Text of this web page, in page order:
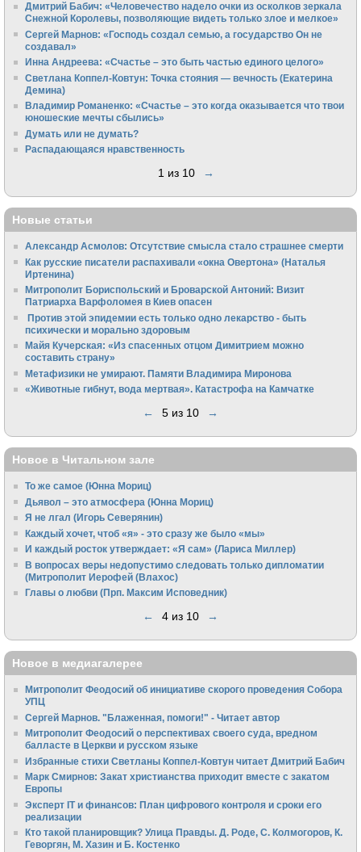
Дмитрий Бабич: «Человечество надело очки из осколков зеркала
Снежной Королевы, позволяющие видеть только злое и мелкое»
Сергей Марнов: «Господь создал семью, а государство Он не
создавал»
Инна Андреева: «Счастье – это быть частью единого целого»
Светлана Коппел-Ковтун: Точка стояния — вечность (Екатерина
Демина)
Владимир Романенко: «Счастье – это когда оказывается что твои
юношеские мечты сбылись»
Думать или не думать?
Распадающаяся нравственность
1 из 10 →
Новые статьи
Александр Асмолов: Отсутствие смысла стало страшнее смерти
Как русские писатели распахивали «окна Овертона» (Наталья
Иртенина)
Митрополит Бориспольский и Броварской Антоний: Визит
Патриарха Варфоломея в Киев опасен
Против этой эпидемии есть только одно лекарство - быть
психически и морально здоровым
Майя Кучерская: «Из спасенных отцом Димитрием можно
составить страну»
Метафизики не умирают. Памяти Владимира Миронова
«Животные гибнут, вода мертвая». Катастрофа на Камчатке
← 5 из 10 →
Новое в Читальном зале
То же самое (Юнна Мориц)
Дьявол – это атмосфера (Юнна Мориц)
Я не лгал (Игорь Северянин)
Каждый хочет, чтоб «я» - это сразу же было «мы»
И каждый росток утверждает: «Я сам» (Лариса Миллер)
В вопросах веры недопустимо следовать только дипломатии
(Митрополит Иерофей (Влахос)
Главы о любви (Прп. Максим Исповедник)
← 4 из 10 →
Новое в медиагалерее
Митрополит Феодосий об инициативе скорого проведения Собора
УПЦ
Сергей Марнов. "Блаженная, помоги!" - Читает автор
Митрополит Феодосий о перспективах своего суда, вредном
балласте в Церкви и русском языке
Избранные стихи Светланы Коппел-Ковтун читает Дмитрий Бабич
Марк Смирнов: Закат христианства приходит вместе с закатом
Европы
Эксперт IT и финансов: План цифрового контроля и сроки его
реализации
Кто такой планировщик? Улица Правды. Д. Роде, С. Колмогоров, К.
Геворгян, М. Хазин и Б. Костенко